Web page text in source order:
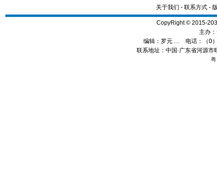
关于我们 - 联系方式-
CopyRight © 2015-
主办：
编辑： 罗元 … 电话：（0
联系地址：中国·广东省河源